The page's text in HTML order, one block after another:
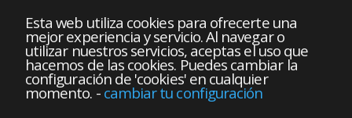
Esta web utiliza cookies para ofrecerte una
mejor experiencia y servicio. Al navegar o
utilizar nuestros servicios, aceptas el uso que
hacemos de las cookies. Puedes cambiar la
configuración de 'cookies' en cualquier
momento. - cambiar tu configuración